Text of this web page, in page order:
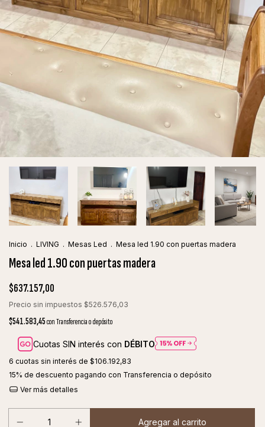
Inicio . LIVING . Mesas Led . Mesa led 1.90 con puertas madera
Mesa led 1.90 con puertas madera
$637.157,00
Precio sin impuestos $526.576,03
$541.583,45conTransferencia o depósito
Cuotas SIN interés con DÉBITO
6 cuotas sin interés de $106.192,83
15% de descuento pagando con Transferencia o depósito
Ver más detalles